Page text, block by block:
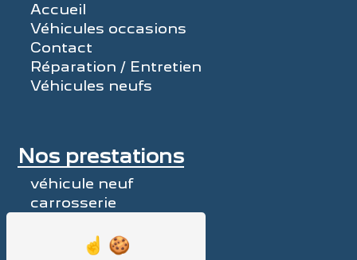
Accueil
Véhicules occasions
Contact
Réparation / Entretien
Véhicules neufs
Nos prestations
véhicule neuf
carrosserie
voiture neuve